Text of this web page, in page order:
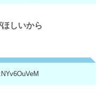
しいから